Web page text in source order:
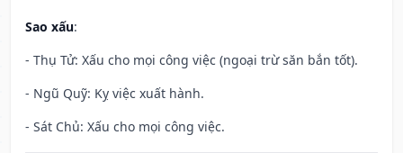
Sao xấu:
- Thụ Tử: Xấu cho mọi công việc (ngoại trừ săn bắn tốt).
- Ngũ Quỹ: Kỵ việc xuất hành.
- Sát Chủ: Xấu cho mọi công việc.